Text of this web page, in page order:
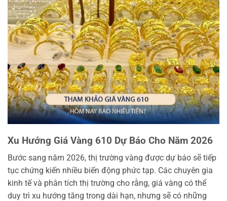
Xu Hướng Giá Vàng 610 Dự Báo Cho Năm 2026
Bước sang năm 2026, thị trường vàng được dự báo sẽ tiếp
tục chứng kiến nhiều biến động phức tạp. Các chuyên gia
kinh tế và phân tích thị trường cho rằng, giá vàng có thể
duy trì xu hướng tăng trong dài hạn, nhưng sẽ có những